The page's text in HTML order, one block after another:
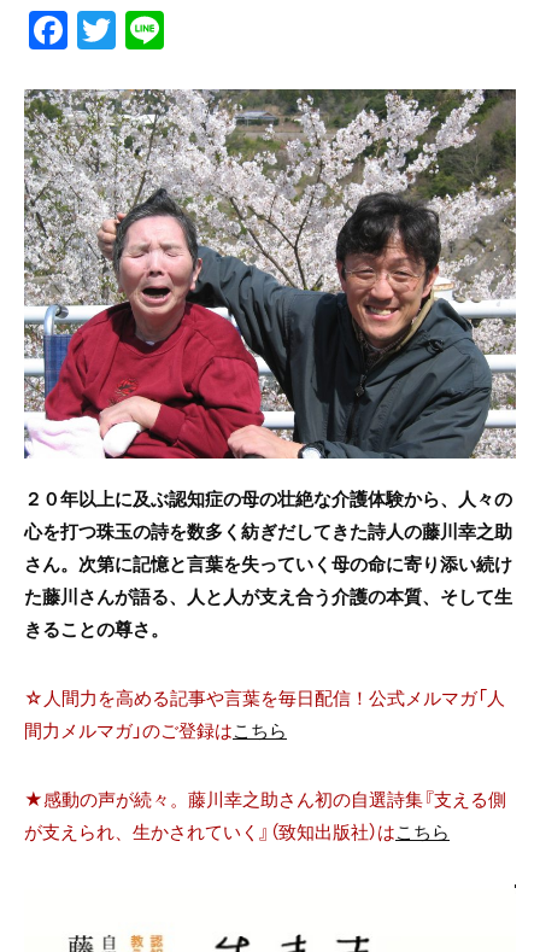
F
a
c
e
b
o
o
k
T
w
itt
er
e
２０年以上に及ぶ認知症の母の壮絶な介護体験から、人々の
心を打つ珠玉の詩を数多く紡ぎだしてきた詩人の藤川幸之助
さん。次第に記憶と言葉を失っていく母の命に寄り添い続け
た藤川さんが語る、人と人が支え合う介護の本質、そして生
きることの尊さ。
☆人間力を高める記事や言葉を毎日配信！公式メルマガ「人
間力メルマガ」のご登録はこちら
★感動の声が続々。藤川幸之助さん初の自選詩集『支える側
が支えられ、生かされていく』（致知出版社）はこちら